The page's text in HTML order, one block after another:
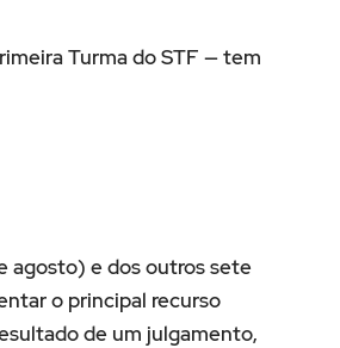
Turma do STF — tem
agosto) e dos outros sete
o principal recurso
de um julgamento,